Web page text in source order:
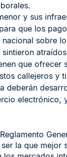
y sus
que los
sobre
sintieron
que ofrecer
callejeros y
deberán
electrónico,
la que mejor